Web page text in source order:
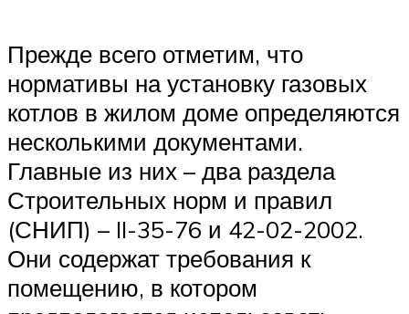
Прежде всего отметим, что
нормативы на установку газовых
котлов в жилом доме определяются
несколькими документами.
Главные из них – два раздела
Строительных норм и правил
(СНИП) – II-35-76 и 42-02-2002.
Они содержат требования к
помещению, в котором